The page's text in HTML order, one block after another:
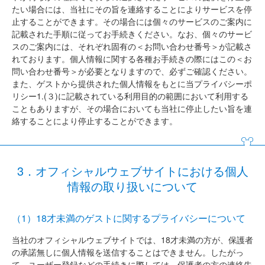
たい場合には、当社にその旨を連絡することによりサービスを停
止することができます。その場合には個々のサービスのご案内に
記載された手順に従ってお手続きください。なお、個々のサービ
スのご案内には、それぞれ固有の＜お問い合わせ番号＞が記載さ
れております。個人情報に関する各種お手続きの際にはこの＜お
問い合わせ番号＞が必要となりますので、必ずご確認ください。
また、ゲストから提供された個人情報をもとに当プライバシーポ
リシー1.(３)に記載されている利用目的の範囲において利用する
こともありますが、その場合においても当社に停止したい旨を連
絡することにより停止することができます。
3．オフィシャルウェブサイトにおける個人
情報の取り扱いについて
（1）18才未満のゲストに関するプライバシーについて
当社のオフィシャルウェブサイトでは、18才未満の方が、保護者
の承諾無しに個人情報を送信することはできません。したがっ